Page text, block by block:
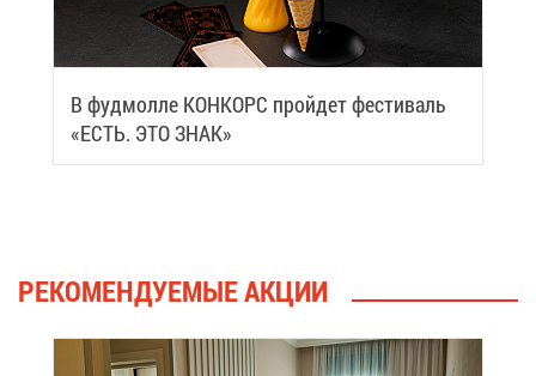
В фуд­мол­ле КОН­КОРС прой­дет фе­сти­валь
«ЕСТЬ. ЭТО ЗНАК»
РЕ­КО­МЕН­ДУ­Е­МЫЕ АК­ЦИИ